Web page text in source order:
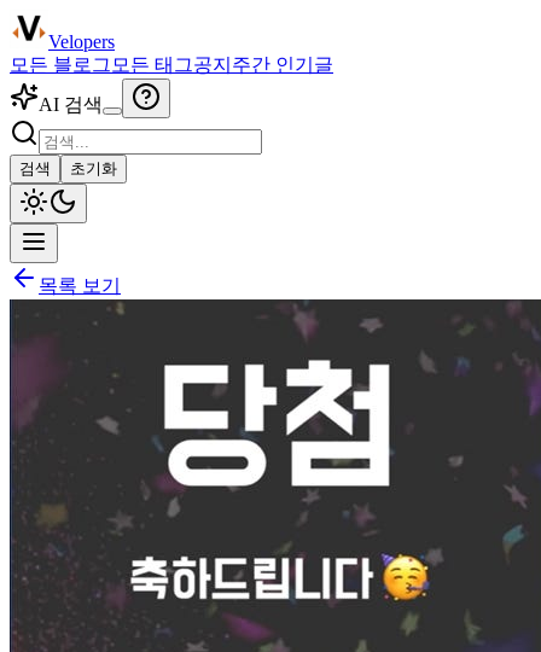
Velopers
모든 블로그 모든 태그공지 주간 인기글
AI 검색
검색 초기화
목록 보기